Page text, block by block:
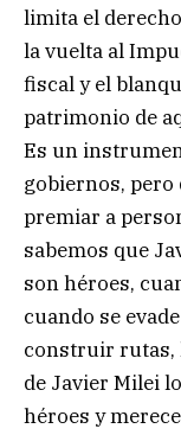
limita el
la vuelta al
fiscal y el
patrimonio de
Es un
gobiernos, pero
premiar a
sabemos que
son héroes,
cuando se
construir rutas,
de Javier Milei
héroes y